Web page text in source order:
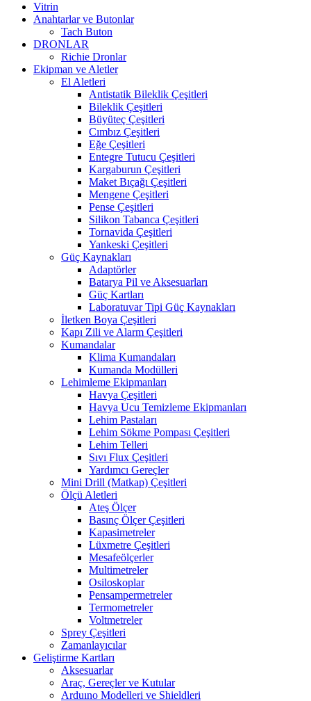
Vitrin
Anahtarlar ve Butonlar
Tach Buton
DRONLAR
Richie Dronlar
Ekipman ve Aletler
El Aletleri
Antistatik Bileklik Çeşitleri
Bileklik Çeşitleri
Büyüteç Çeşitleri
Cımbız Çeşitleri
Eğe Çeşitleri
Entegre Tutucu Çeşitleri
Kargaburun Çeşitleri
Maket Bıçağı Çeşitleri
Mengene Çeşitleri
Pense Çeşitleri
Silikon Tabanca Çeşitleri
Tornavida Çeşitleri
Yankeski Çeşitleri
Güç Kaynakları
Adaptörler
Batarya Pil ve Aksesuarları
Güç Kartları
Laboratuvar Tipi Güç Kaynakları
İletken Boya Çeşitleri
Kapı Zili ve Alarm Çeşitleri
Kumandalar
Klima Kumandaları
Kumanda Modülleri
Lehimleme Ekipmanları
Havya Çeşitleri
Havya Ucu Temizleme Ekipmanları
Lehim Pastaları
Lehim Sökme Pompası Çeşitleri
Lehim Telleri
Sıvı Flux Çeşitleri
Yardımcı Gereçler
Mini Drill (Matkap) Çeşitleri
Ölçü Aletleri
Ateş Ölçer
Basınç Ölçer Çeşitleri
Kapasimetreler
Lüxmetre Çeşitleri
Mesafeölçerler
Multimetreler
Osiloskoplar
Pensampermetreler
Termometreler
Voltmetreler
Sprey Çeşitleri
Zamanlayıcılar
Geliştirme Kartları
Aksesuarlar
Araç, Gereçler ve Kutular
Arduıno Modelleri ve Shieldleri